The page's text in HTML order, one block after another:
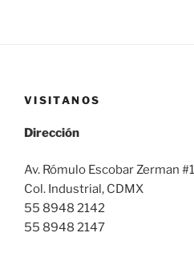
VISITANOS
Dirección
Av. Rómulo Escobar Zerman
Col. Industrial, CDMX
55 8948 2142
55 8948 2147